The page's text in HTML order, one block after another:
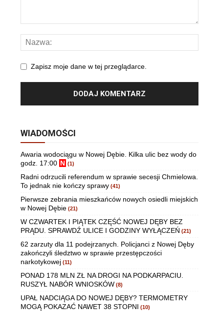
Zapisz moje dane w tej przeglądarce.
WIADOMOŚCI
Awaria wodociągu w Nowej Dębie. Kilka ulic bez wody do
godz. 17:00 N (1)
Radni odrzucili referendum w sprawie secesji Chmielowa.
To jednak nie kończy sprawy (41)
Pierwsze zebrania mieszkańców nowych osiedli miejskich
w Nowej Dębie (21)
W CZWARTEK I PIĄTEK CZĘŚĆ NOWEJ DĘBY BEZ
PRĄDU. SPRAWDŹ ULICE I GODZINY WYŁĄCZEŃ (21)
62 zarzuty dla 11 podejrzanych. Policjanci z Nowej Dęby
zakończyli śledztwo w sprawie przestępczości
narkotykowej (11)
PONAD 178 MLN ZŁ NA DROGI NA PODKARPACIU.
RUSZYŁ NABÓR WNIOSKÓW (8)
UPAŁ NADCIĄGA DO NOWEJ DĘBY? TERMOMETRY
MOGĄ POKAZAĆ NAWET 38 STOPNI (10)